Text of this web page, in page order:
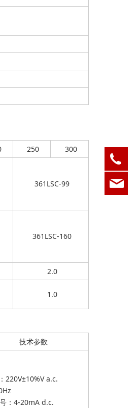
250 300
361LSC-99
361LSC-160
2.0
1.0
技术参数
220V±10%V a.c.
：4-20mA d.c.